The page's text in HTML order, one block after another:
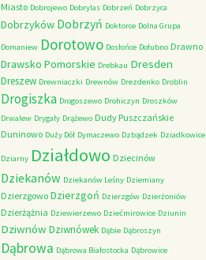
Miasto Dobrojewo Dobrylas Dobrzeń Dobrzyca
Dobrzyków Dobrzyń Doktorce Dolna Grupa
Domaniew Dorotowo Dosłońce Dołubno Drawno
Drawsko Pomorskie Drebkau Dresden
Dreszew Drewniaczki Drewnów Drezdenko Droblin
Drogiszka Drogoszewo Drohiczyn Droszków
Drwalew Drygały Drążewo Dudy Puszczańskie
Duninowo Duży Dół Dymaczewo Dzbądzek Dziadkowice
Dziarny Działdowo Dziecinów
Dziekanów Dziekanów Leśny Dziemiany
Dzierzgowo Dzierzgoń Dzierzgów Dzierżoniów
Dzierżążnia Dziewierzewo Dziećmirowice Dziunin
DziwnówDziwnówek Dąbie Dąbroszyn
Dąbrowa Dąbrowa Białostocka Dąbrowice